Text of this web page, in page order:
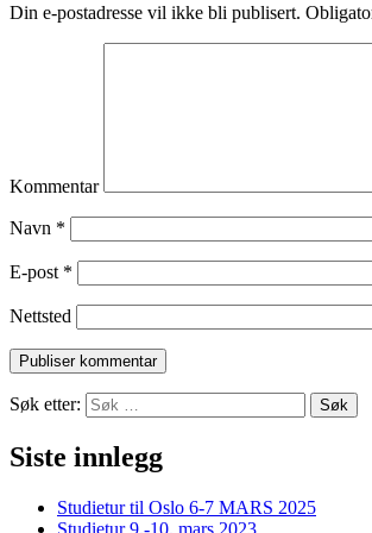
Din e-postadresse vil ikke bli publisert.
Kommentar
Navn *
E-post *
Nettsted
Søk etter:
Siste innlegg
Studietur til Oslo 6-7 MARS 2025
Studietur 9.-10. mars 2023